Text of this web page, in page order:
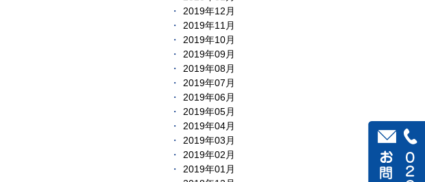
2019年12月
2019年11月
2019年10月
2019年09月
2019年08月
2019年07月
2019年06月
2019年05月
2019年04月
2019年03月
2019年02月
2019年01月